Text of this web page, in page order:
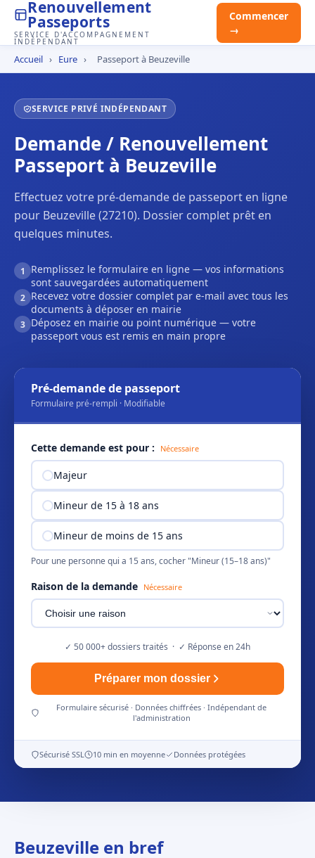
Renouvellement
Passeports
SERVICE D'ACCOMPAGNEMENT
INDÉPENDANT
Commencer
→
Accueil › Eure › Passeport à Beuzeville
SERVICE PRIVÉ INDÉPENDANT
Demande / Renouvellement
Passeport à Beuzeville
Effectuez votre pré-demande de passeport en ligne
pour Beuzeville (27210). Dossier complet prêt en
quelques minutes.
1
Remplissez le formulaire en ligne — vos informations
sont sauvegardées automatiquement
2 Recevez votre dossier complet par e-mail avec tous les
documents à déposer en mairie
3 Déposez en mairie ou point numérique — votre
passeport vous est remis en main propre
Pré-demande de passeport
Formulaire pré-rempli · Modifiable
Cette demande est pour : Nécessaire
Majeur
Mineur de 15 à 18 ans
Mineur de moins de 15 ans
Pour une personne qui a 15 ans, cocher "Mineur (15–18 ans)"
Raison de la demande Nécessaire
✓ 50 000+ dossiers traités · ✓ Réponse en 24h
Préparer mon dossier
Formulaire sécurisé · Données chiffrées · Indépendant de
l'administration
Sécurisé SSL 10 min en moyenne Données protégées
Beuzeville en bref